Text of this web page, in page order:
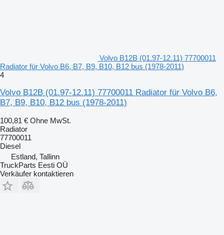
Volvo B12B (01.97-12.11) 77700011
Radiator für Volvo B6, B7, B9, B10, B12 bus (1978-2011)
4
Volvo B12B (01.97-12.11) 77700011 Radiator für Volvo B6,
B7, B9, B10, B12 bus (1978-2011)
100,81 € Ohne MwSt.
Radiator
77700011
Diesel
Estland, Tallinn
TruckParts Eesti OÜ
Verkäufer kontaktieren